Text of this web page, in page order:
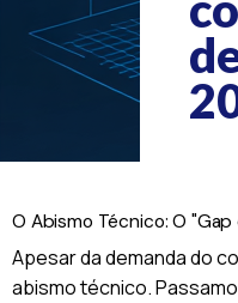
O Abismo Técnico: O
Apesar da demanda do
abismo técnico.